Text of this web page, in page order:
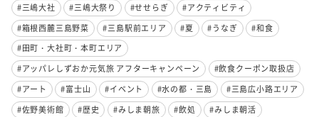
#三嶋大社
#三嶋大祭り #せせらぎ
#アクティビティ
#箱根西麓三島野菜
#三島駅前エリア #夏 #うなぎ
#和食
#田町・大社町・本町エリア
#アッパレしずおか元気旅 アフターキャンペーン
#飲食クーポン取扱店
#アート
#富士山 #イベント #水の都・三島
#三島広小路エリア
#佐野美術館
#歴史 #みしま朝旅 #飲処
#みしま朝活